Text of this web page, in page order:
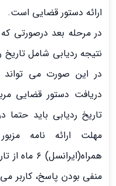
ارائه دستور قضایی است.
در مرحله بعد درصورتی
نتیجه ردیابی شامل تاریخ
در این صورت می تواند
دریافت دستور قضایی
تاریخ ردیابی باید
مهلت ارائه نامه
منفی بودن پاسخ، کاربر